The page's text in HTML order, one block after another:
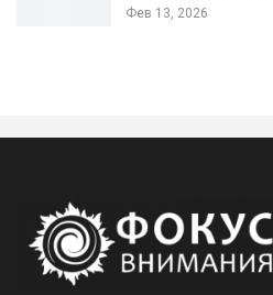
Фев 13, 2026